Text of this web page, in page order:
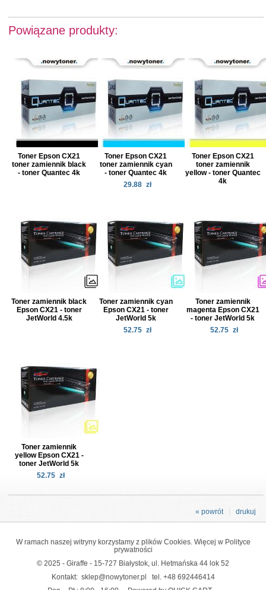
Powiązane produkty:
Toner Epson CX21
toner zamiennik black
- toner Quantec 4k
Toner Epson CX21
toner zamiennik cyan
- toner Quantec 4k
29.88 zł
Toner Epson CX21
toner zamiennik
yellow - toner Quantec
4k
Toner zamiennik black
Epson CX21 - toner
JetWorld 4.5k
Toner zamiennik cyan
Epson CX21 - toner
JetWorld 5k
52.75 zł
Toner zamiennik
magenta Epson CX21
- toner JetWorld 5k
52.75 zł
Toner zamiennik
yellow Epson CX21 -
toner JetWorld 5k
52.75 zł
drukuj
« powrót
W ramach naszej witryny korzystamy z plików Cookies. Więcej w Polityce
prywatności
© 2025 - Giraffe - 15-727 Białystok, ul. Hetmańska 44 lok 52
Kontakt: sklep@nowytoner.pl tel. +48 692446414